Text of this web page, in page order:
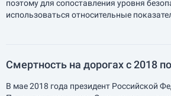
поэтому для сопоставления уровня
использоваться относительные
Смертность на дорогах с 2018
В мае 2018 года президент Российской